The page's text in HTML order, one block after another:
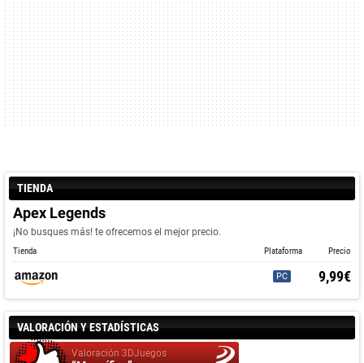
TIENDA
Apex Legends
¡No busques más! te ofrecemos el mejor precio.
Tienda Plataforma Precio
PC 9,99€
VALORACIÓN Y ESTADÍSTICAS
Valoración 3DJuegos